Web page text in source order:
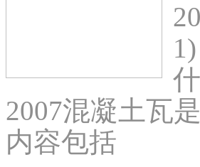
2007混凝土瓦
内容包括